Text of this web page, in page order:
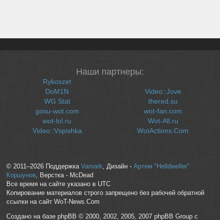
Наши партнеры:
Rykoszet
DoM1N
WG Stat
gosu-wot.com
wot-lol.ru
Video::Vspishka
Video::Jove
thered.su
wot-fan.com
Wot-All.ru
WotActions.Com
© 2011–2026 Поддержка Vamark , Дизайн - Артем "Helldweller"
Коршунов, Верстка - McDead
Все время на сайте указано в UTC
Копирование материалов строго запрещено без рабочей обратной
ссылки на сайт WoT-News.Com
Создано на базе phpBB © 2000, 2002, 2005, 2007 phpBB Group с